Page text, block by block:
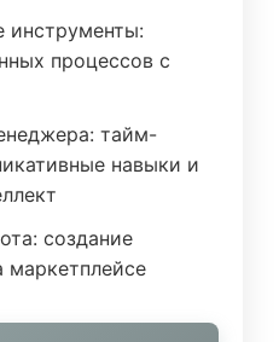
инструменты:
процессов с
тайм-
навыки и
создание
маркетплейсе